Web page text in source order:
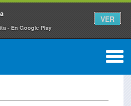
- En Google Play
VER
0